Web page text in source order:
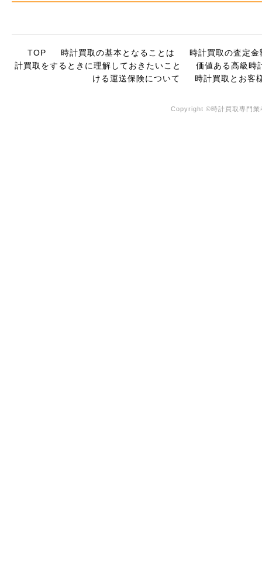
TOP 時計買取の基本となることは
時計買取の査定
計買取をするときに理解しておきたいこと
価値ある高級時
ける運送保険について
時計買取とお客
Copyright ©時計買取専門